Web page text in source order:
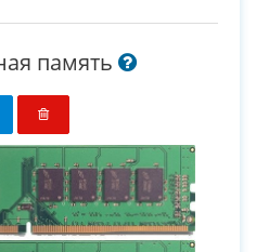
память